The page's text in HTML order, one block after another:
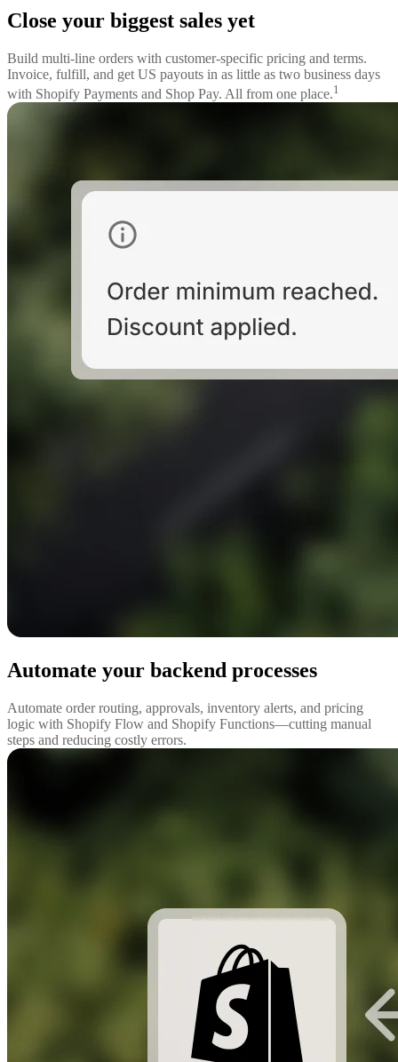
Close your biggest sales yet
Build multi-line orders with customer-specific pricing and terms.
Invoice, fulfill, and get US payouts in as little as two business days
with Shopify Payments and Shop Pay. All from one place.1
Automate your backend processes
Automate order routing, approvals, inventory alerts, and pricing
logic with Shopify Flow and Shopify Functions—cutting manual
steps and reducing costly errors.